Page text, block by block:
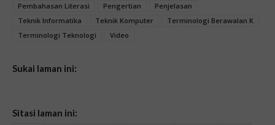
Pembahasan Literasi
Pengertian
Penjelasan
Teknik Informatika
Teknik Komputer
Terminologi Berawalan K
Terminologi Teknologi
Video
Sukai laman ini:
Sitasi laman ini: